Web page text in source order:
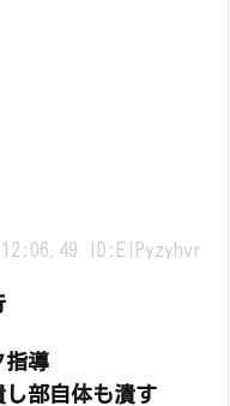
ID:ElPyzyhvr
指導
し部自体も潰す